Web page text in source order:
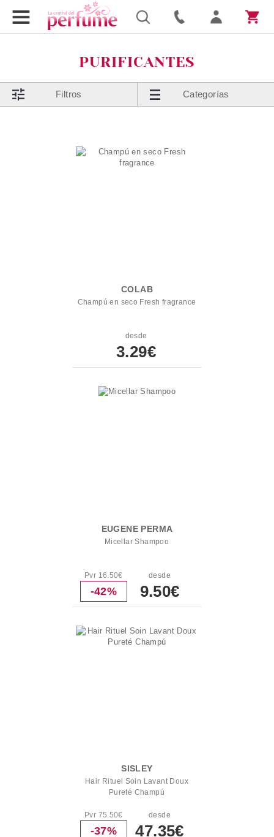
PURIFICANTES
Filtros Categorías
COLAB
Champú en seco Fresh fragrance
desde
3.29€
EUGENE PERMA
Micellar Shampoo
Pvr 16.50€
-42%
desde
9.50€
SISLEY
Hair Rituel Soin Lavant Doux
Pureté Champú
Pvr 75.50€
-37%
desde
47.35€